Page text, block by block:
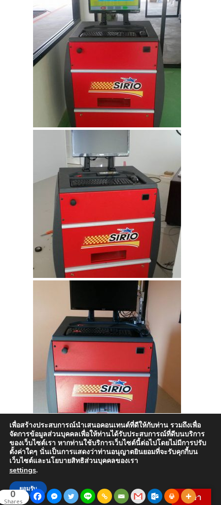
0
Shares ภาษา
เพื่อสร้างประสบการณ์นำเสนอคอนเทนต์ที่ดีให้กับท่าน รวมถึงเพื่อ
จัดการข้อมูลส่วนบุคคลเพื่อให้ท่านได้รับประสบการณ์ที่ดีบนบริการ
ของเว็บไซต์เรา หากท่านใช้บริการเว็บไซต์นี้ต่อไปโดยไม่มีการปรับ
ตั้งค่าใดๆ นั่นเป็นการแสดงว่าท่านอนุญาตยินยอมที่จะรับคุกกี้บน
เว็บไซต์และนโยบายสิทธิส่วนบุคคลของเรา
settings.
ยอมรับ